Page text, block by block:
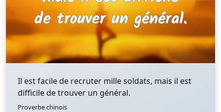
Il est facile de recruter mille soldats, mais il est
difficile de trouver un général.
Proverbe chinois